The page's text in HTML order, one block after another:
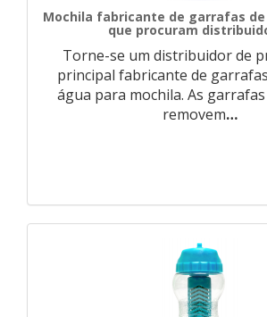
Mochila fabricante de garrafas
que procuram
Torne-se um distribuidor de
principal fabricante de
água para mochila. As
removem…